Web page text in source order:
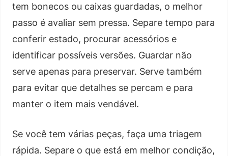
tem bonecos ou caixas guardadas, o melhor
passo é avaliar sem pressa. Separe tempo para
conferir estado, procurar acessórios e
identificar possíveis versões. Guardar não
serve apenas para preservar. Serve também
para evitar que detalhes se percam e para
manter o item mais vendável.
Se você tem várias peças, faça uma triagem
rápida. Separe o que está em melhor condição,